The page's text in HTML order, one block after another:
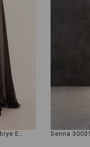
Senna 30032-23K Valez Dress Abiye Elbise